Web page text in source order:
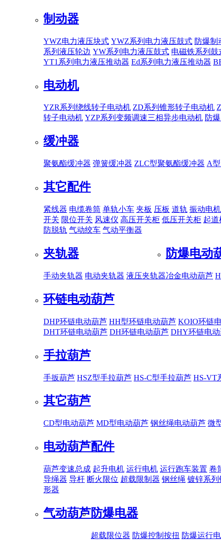
制动器
YWZ电力液压块式 YWZ系列电力液压鼓式 防爆制
系列液压轮边 YW系列电力液压鼓式 电磁铁系列鼓
YT1系列电力液压推动器 Ed系列电力液压推动器
电动机
YZR系列绕线转子电动机 ZD系列锥形转子电动机
转子电动机 YZP系列变频调速三相异步电动机 防
缓冲器
聚氨酯缓冲器 弹簧缓冲器 ZLC型聚氨酯缓冲器 A
其它配件
紧线器 电缆卷筒 单轨小车 夹板 压板 道轨 振动电机
开关 限位开关 风速仪 高压开关柜 低压开关柜 起道
防脱轨 气动绞车 气动平衡器
夹轨器
手动夹轨器 电动夹轨器 液压夹轨器
防爆电动
冶金电动葫芦
环链电动葫芦
DHP环链电动葫芦 HH型环链电动葫芦 KOIO环链
DHT环链电动葫芦 DH环链电动葫芦 DHY环链电
手拉葫芦
手扳葫芦 HSZ型手拉葫芦 HS-C型手拉葫芦 HS-VT
其它葫芦
CD型电动葫芦 MD型电动葫芦 钢丝绳电动葫芦 微
电动葫芦配件
葫芦变速总成 起升电机 运行电机 运行跑车装置 卷
导绳器 导杆 断火限位 超载限制器 钢丝绳 镀锌系列
形器
气动葫芦防爆电器
超载限位器 防爆控制按扭 防爆运行